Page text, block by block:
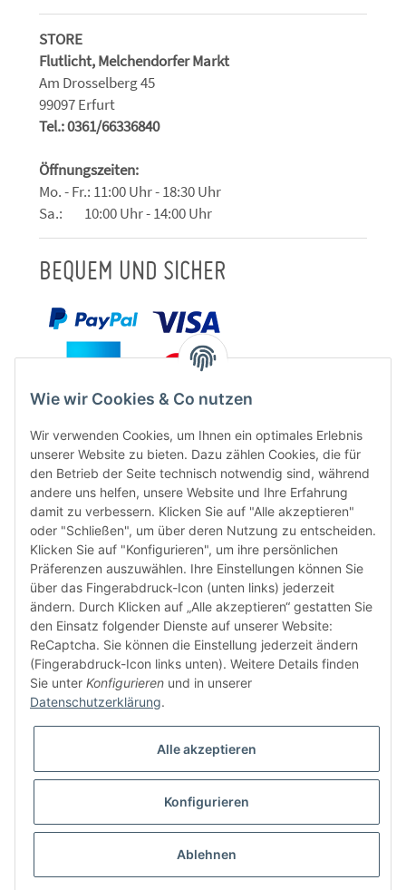
STORE
Flutlicht, Melchendorfer Markt
Am Drosselberg 45
99097 Erfurt
Tel.: 0361/66336840
Öffnungszeiten:
Mo. - Fr.: 11:00 Uhr - 18:30 Uhr
Sa.: 10:00 Uhr - 14:00 Uhr
BEQUEM UND SICHER
FÜR EUCH UNTERWEGS
Vertrag widerrufen
* Alle Preise inkl. gesetzlicher USt., zzgl.
© buntstoff GmbH Besucherzähler: 2793327
Wie wir Cookies & Co nutzen
Wir verwenden Cookies, um Ihnen ein optimales Erlebnis
unserer Website zu bieten. Dazu zählen Cookies, die für
den Betrieb der Seite technisch notwendig sind, während
andere uns helfen, unsere Website und Ihre Erfahrung
damit zu verbessern. Klicken Sie auf "Alle akzeptieren"
oder "Schließen", um über deren Nutzung zu entscheiden.
Klicken Sie auf "Konfigurieren", um ihre persönlichen
Präferenzen auszuwählen. Ihre Einstellungen können Sie
über das Fingerabdruck-Icon (unten links) jederzeit
ändern. Durch Klicken auf „Alle akzeptieren“ gestatten Sie
den Einsatz folgender Dienste auf unserer Website:
ReCaptcha. Sie können die Einstellung jederzeit ändern
(Fingerabdruck-Icon links unten). Weitere Details finden
Sie unter Konfigurieren und in unserer
Datenschutzerklärung.
Alle akzeptieren
Konfigurieren
Ablehnen